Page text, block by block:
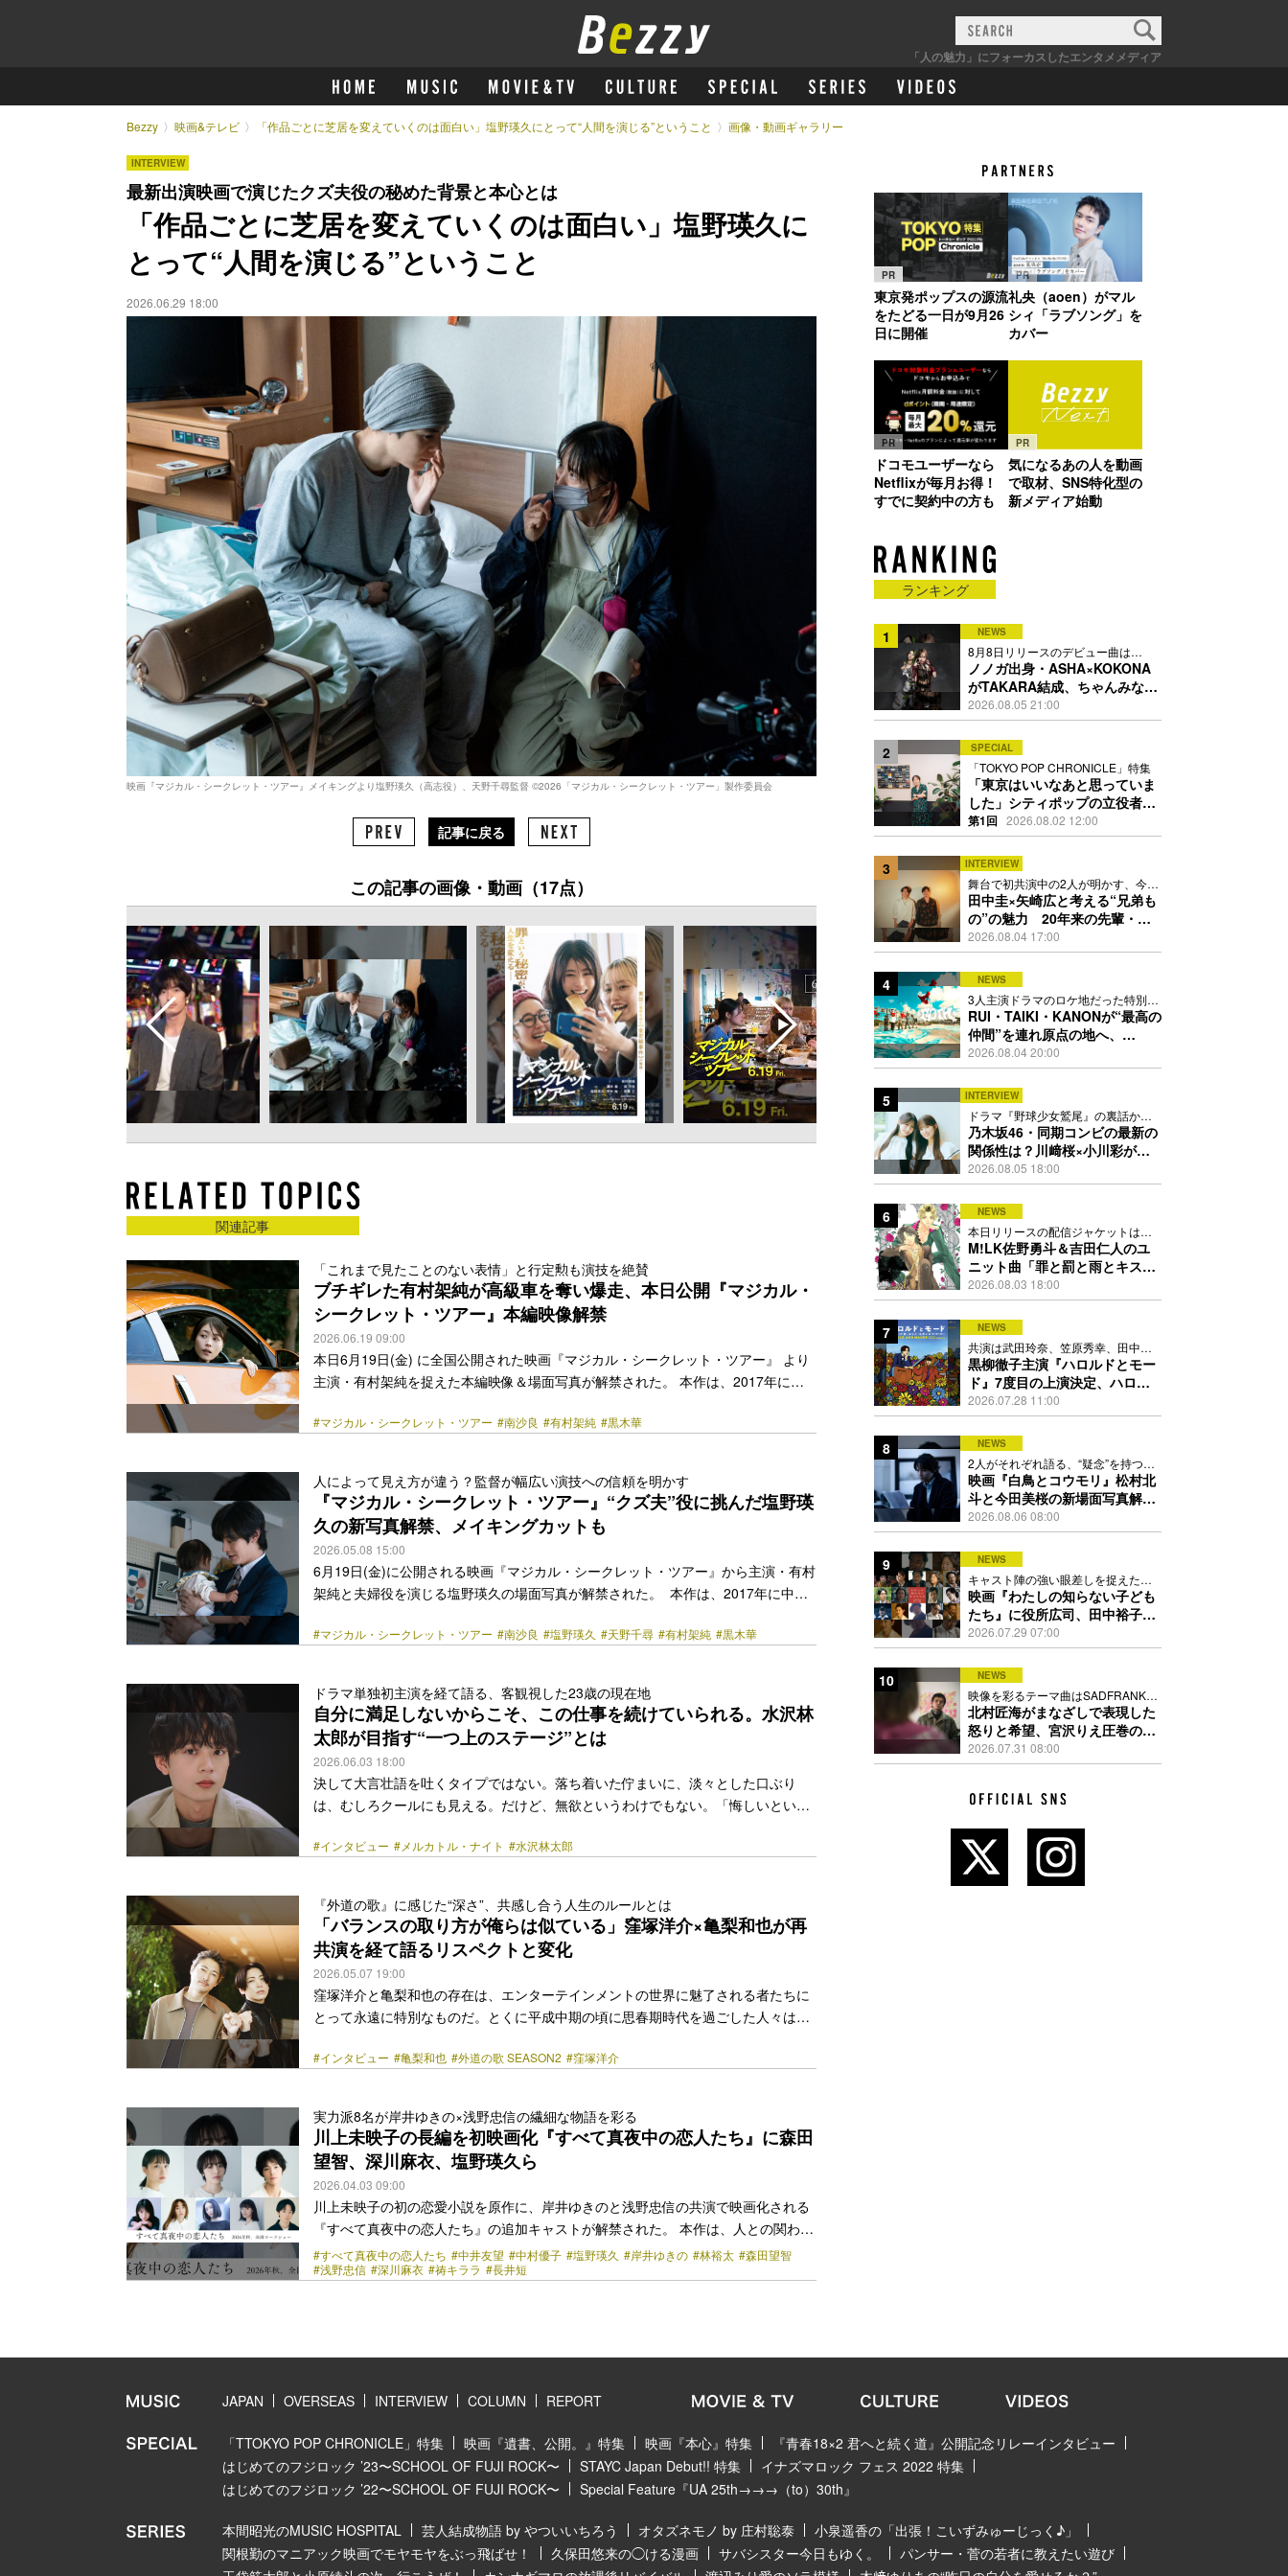
「人の魅力」にフォーカスしたエンタメメディア
Bezzy 映画&テレビ 「作品ごとに芝居を変えていくのは面白い」塩野瑛久にとって“人間を演じる”ということ 画像・動画ギャラリー
INTERVIEW
最新出演映画で演じたクズ夫役の秘めた背景と本心とは
「作品ごとに芝居を変えていくのは面白い」塩野瑛久に
とって“人間を演じる”ということ
2026.06.29 18:00
映画『マジカル・シークレット・ツアー』メイキングより塩野瑛久（高志役）、天野千尋監督 ©2026「マジカル・シークレット・ツアー」製作委員会
記事に戻る
この記事の画像・動画（17点）
関連記事
「これまで見たことのない表情」と行定勲も演技を絶賛
ブチギレた有村架純が高級車を奪い爆走、本日公開『マジカル・
シークレット・ツアー』本編映像解禁
2026.06.19 09:00
本日6月19日(金) に全国公開された映画『マジカル・シークレット・ツアー』 より
主演・有村架純を捉えた本編映像＆場面写真が解禁された。 本作は、2017年に中
ナルストーリー。二児の母・大学の研究者・妊婦という一見犯罪とは無縁そうに見
た二児の母・和歌子を演じる有村は、本作で初めて本格的な母親役に挑戦。また、
ともに金の密輸をする共犯者として奨学金の返済に追われる借金600万の… <a
class="more-link" href="https://bezzy.jp/2026/06/87937/"></a>
#マジカル・シークレット・ツアー #南沙良 #有村架純 #黒木華
人によって見え方が違う？監督が幅広い演技への信頼を明かす
『マジカル・シークレット・ツアー』“クズ夫”役に挑んだ塩野瑛
久の新写真解禁、メイキングカットも
2026.05.08 15:00
6月19日(金)に公開される映画『マジカル・シークレット・ツアー』から主演・有村
架純と夫婦役を演じる塩野瑛久の場面写真が解禁された。 本作は、2017年に中部
ストーリー。物語では2児の母、大学の研究者、妊婦というそれぞれに事情を抱え
純、奨学金の返済に追われる借金600万の研究員・清恵役を黒木華、貯金ゼロの未
婚の妊婦・麻由役を南沙良が演じるほか、塩野瑛久、青木柚、斎藤工ら実… <a
class="more-link" href="https://bezzy.jp/2026/05/85887/"></a>
#マジカル・シークレット・ツアー #南沙良 #塩野瑛久 #天野千尋 #有村架純 #黒木華
ドラマ単独初主演を経て語る、客観視した23歳の現在地
自分に満足しないからこそ、この仕事を続けていられる。水沢林
太郎が目指す“一つ上のステージ”とは
2026.06.03 18:00
決して大言壮語を吐くタイプではない。落ち着いた佇まいに、淡々とした口ぶり
は、むしろクールにも見える。だけど、無欲というわけでもない。「悔しいという
見えた。 現在配信中のHuluオリジナル作品『メルカトル・ナイト』で単独初主演。
在、主演ドラマのHuluオリジナル『メルカトル・ナイト』がHuluで独占配信中で
す。水沢さんは本作のどんなところに面白さを感じましたか。 人間性が… <a
class="more-link" href="https://bezzy.jp/2026/06/87038/"></a>
#インタビュー #メルカトル・ナイト #水沢林太郎
『外道の歌』に感じた“深さ”、共感し合う人生のルールとは
「バランスの取り方が俺らは似ている」窪塚洋介×亀梨和也が再
共演を経て語るリスペクトと変化
2026.05.07 19:00
窪塚洋介と亀梨和也の存在は、エンターテインメントの世界に魅了される者たちに
とって永遠に特別なものだ。とくに平成中期の頃に思春期時代を過ごした人々は、
のが、2024年12月にDMM TVで配信されたドラマ『外道の歌』だ。この初共演作で
亀梨のコンビは本作の魅力をどのように捉え、今回の「続編」の撮影に臨んだの
か。互いにリスペクトし合う二人の言葉から、この『外道の歌』… <a
class="more-link" href="https://bezzy.jp/2026/05/85521/"></a>
#インタビュー #亀梨和也 #外道の歌 SEASON2 #窪塚洋介
実力派8名が岸井ゆきの×浅野忠信の繊細な物語を彩る
川上未映子の長編を初映画化『すべて真夜中の恋人たち』に森田
望智、深川麻衣、塩野瑛久ら
2026.04.03 09:00
川上未映子の初の恋愛小説を原作に、岸井ゆきのと浅野忠信の共演で映画化される
『すべて真夜中の恋人たち』の追加キャストが解禁された。 本作は、人との関わり
を拒んで生きてきた女性が年上の男性と出会い、自らの孤独と向き合う姿を描く物
語。原作者の川上は『乳と卵』（2008年）で芥川賞、『夏物語』（2019）では毎
ひょんなことから冬子と出会い交流を深める物理教師・三束役を演じる。監督は…
#すべて真夜中の恋人たち #中井友望 #中村優子 #塩野瑛久 #岸井ゆきの #林裕太 #森田望智
#浅野忠信 #深川麻衣 #祷キララ #長井短
PR
東京発ポップスの源流
をたどる一日が9月26
日に開催
PR
礼央（aoen）がマル
シィ「ラブソング」を
カバー
PR
ドコモユーザーなら
Netflixが毎月お得！
すでに契約中の方も
PR
気になるあの人を動画
で取材、SNS特化型の
新メディア始動
ランキング
1 NEWS
8月8日リリースのデビュー曲は
「Time is money」
ノノガ出身・ASHA×KOKONA
がTAKARA結成、ちゃんみな主
宰レーベル第2弾アーティスト
に
2026.08.05 21:00
2 SPECIAL
「TOKYO POP CHRONICLE」特集
「東京はいいなあと思っていま
した」シティポップの立役者・
伊藤銀次の名曲回想録
第1回 2026.08.02 12:00
3 INTERVIEW
舞台で初共演中の2人が明かす、今の
自分をつくる恩人の存在
田中圭×矢崎広と考える“兄弟も
の”の魅力 20年来の先輩・後
輩が初めて見つけた互いの共通
点とは
2026.08.04 17:00
4 NEWS
3人主演ドラマのロケ地だった特別な
場所で撮影を敢行
RUI・TAIKI・KANONが“最高の
仲間”を連れ原点の地へ、
STARGLOW「GOTH」ダンス
映像公開
2026.08.04 20:00
5 INTERVIEW
ドラマ『野球少女鷲尾』の裏話から
隠れた素顔にたっぷり迫る
乃木坂46・同期コンビの最新の
関係性は？川﨑桜×小川彩が明
かす互いの推しポイント
2026.08.05 18:00
6 NEWS
本日リリースの配信ジャケットは
PEACH-PITが描き下ろし
M!LK佐野勇斗＆吉田仁人のユ
ニット曲「罪と罰と雨とキス」
MV公開、2人が霧雨と共に舞い
踊る
2026.08.03 18:00
7 NEWS
共演は武田玲奈、笠原秀幸、田中要
次、井川遥
黒柳徹子主演『ハロルドとモー
ド』7度目の上演決定、ハロル
ド役はKEY TO LIT岩﨑大昇
2026.07.28 11:00
8 NEWS
2人がそれぞれ語る、“疑念”を持つこ
との苦しさとは
映画『白鳥とコウモリ』松村北
斗と今田美桜の新場面写真解
禁、事件前後で一変する表情捉
えた全4点
2026.08.06 08:00
9 NEWS
キャスト陣の強い眼差しを捉えたポ
スター、本予告も解禁
映画『わたしの知らない子ども
たち』に役所広司、田中裕子、
岡田准一、吉田羊、坂東龍汰ら
13人
2026.07.29 07:00
10 NEWS
映像を彩るテーマ曲はSADFRANKが
歌う「愛の讃歌」カバー
北村匠海がまなざしで表現した
怒りと希望、宮沢りえ圧巻の演
技が光る『しびれ』90秒予告解
禁
2026.07.31 08:00
JAPAN OVERSEAS INTERVIEW COLUMN REPORT
「TTOKYO POP CHRONICLE」特集 映画『遺書、公開。』特集 映画『本心』特集
『青春18×2 君へと続く道』公開記念リレーインタビュー
はじめてのフジロック ’23〜SCHOOL OF FUJI ROCK〜
STAYC Japan Debut!! 特集
イナズマロック フェス 2022 特集
はじめてのフジロック ’22〜SCHOOL OF FUJI ROCK〜
Special Feature『UA 25th→→→（to）30th』
本間昭光のMUSIC HOSPITAL 芸人結成物語 by やついいちろう オタズネモノ by 庄村聡泰
小泉遥香の「出張！こいずみゅーじっく♪」
関根勤のマニアック映画でモヤモヤをぶっ飛ばせ！
久保田悠来の◯ける漫画 サバシスター今日もゆく。
パンサー・菅の若者に教えたい遊び